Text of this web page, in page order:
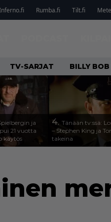
Rumba.fi Tilt.fi
TV-SARJAT BILLY
ja
21 vuotta
käytös
4. Tänään tv:ssä:
– Stephen King ja
takeina